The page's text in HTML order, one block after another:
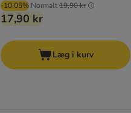
-10.05% Normalt19,90 kr
17,90 kr
Læg i kurv